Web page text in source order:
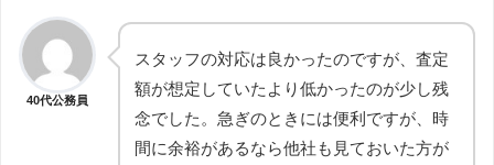
40代公務員
スタッフの対応は良かったのですが、査定
額が想定していたより低かったのが少し残
念でした。急ぎのときには便利ですが、時
間に余裕があるなら他社も見ておいた方が